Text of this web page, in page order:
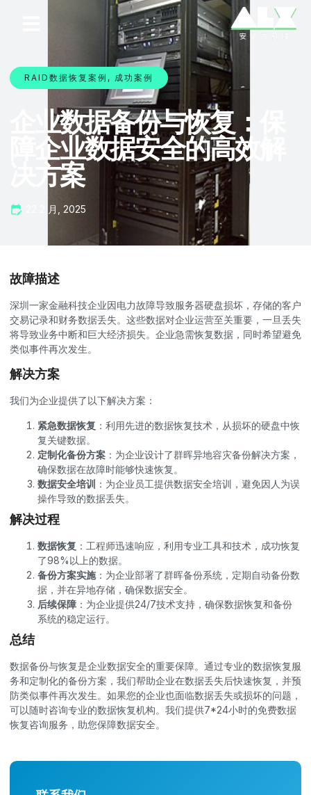
RAID数据恢复案例 , 成功案例
企业数据备份与恢复：保
障企业数据安全的高效解
决方案
22 2 月, 2025
故障描述
深圳一家金融科技企业因电力故障导致服务器硬盘损坏，存储的客户
交易记录和财务数据丢失。这些数据对企业运营至关重要，一旦丢失
将导致业务中断和巨大经济损失。企业急需恢复数据 ，同时希望避免
类似事件再次发生。
解决方案
我们为企业提供了以下解决方案：
紧急数据恢复 ：利用先进的数据恢复技术，从损坏的硬盘中恢
复关键数据。
定制化备份方案 ：为企业设计了群晖异地容灾备份解决方案，
确保数据在故障时能够快速恢复。
数据安全培训 ：为企业员工提供数据安全培训，避免因人为误
操作导致的数据丢失。
解决过程
数据恢复 ：工程师迅速响应，利用专业工具和技术，成功恢复
了98%以上的数据。
备份方案实施：为企业部署了群晖备份系统，定期自动备份数
据，并在异地存储，确保数据安全。
后续保障 ：为企业提供24/7技术支持，确保数据恢复和备份
系统的稳定运行。
总结
数据备份与恢复是企业数据安全的重要保障。通过专业的数据恢复服
务和定制化的备份方案，我们帮助企业在数据丢失后快速恢复，并预
防类似事件再次发生。如果您的企业也面临数据丢失或损坏的问题，
可以随时咨询专业的数据恢复机构。我们提供7*24小时的免费数据
恢复咨询服务，助您保障数据安全。